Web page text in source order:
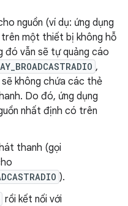
nguồn (ví dụ: ứng dụng
một thiết bị không hỗ
đó vẫn sẽ tự quảng cáo
,
không chứa các thẻ
Do đó, ứng dụng
nhất định có trên
thanh (gọi
).
rồi kết nối với